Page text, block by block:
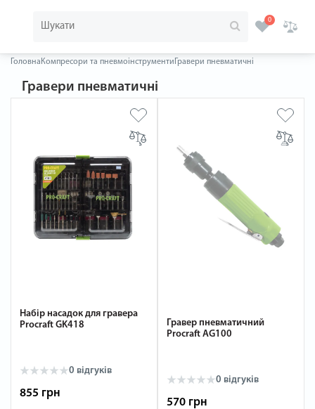
0
Головна Компресори та пневмоінструменти Гравери пневматичні
Гравери пневматичні
Набір насадок для гравера
Procraft GK418
0 відгуків
855 грн
Гравер пневматичний
Procraft AG100
0 відгуків
570 грн